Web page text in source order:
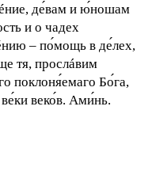
де́вам и ю́ношам
и о чадех
– по́мощь в де́лех,
тя, прослáвим
поклоня́емаго Бо́га,
веко́в. Ами́нь.